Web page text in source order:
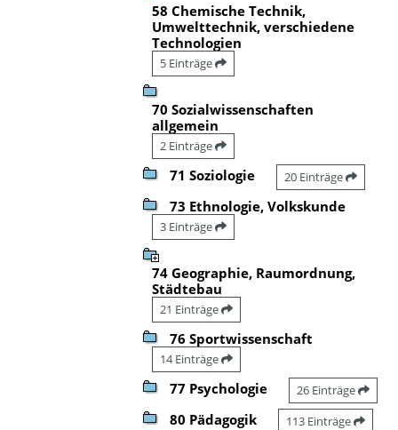
58 Chemische Technik,
Umwelttechnik, verschiedene
Technologien
5 Einträge
70 Sozialwissenschaften
allgemein
2 Einträge
71 Soziologie 20 Einträge
73 Ethnologie, Volkskunde
3 Einträge
74 Geographie, Raumordnung,
Städtebau
21 Einträge
76 Sportwissenschaft
14 Einträge
77 Psychologie 26 Einträge
80 Pädagogik 113 Einträge